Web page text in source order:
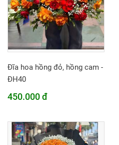
Đĩa hoa hồng đỏ, hồng cam -
ĐH40
450.000 đ